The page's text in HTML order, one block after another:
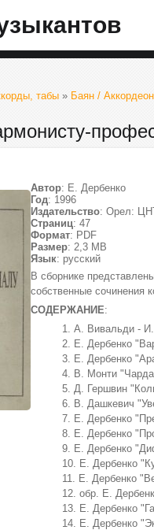
табы » Баян /
Автор: Е. Дербенко
Год: 1996
Издательство: Орел:
Страниц: 47
Формат: PDF
Размер: 2,3 МВ
Язык: русский
В сборнике
собственные сочинения
СОДЕРЖАНИЕ:
1. А. Вивальди -
2. Е. Дербенко
3. Е. Дербенко
4. В. Монти
5. Д. Гершвин
6. В. Дашкевич
7. Е. Дербенко
8. Е. Дербенко
9. Е. Дербенко
10. Е. Дербенко
11. Е. Дербенко
12. обр. Е.
13. Е. Дербенко
14. Е. Дербенко